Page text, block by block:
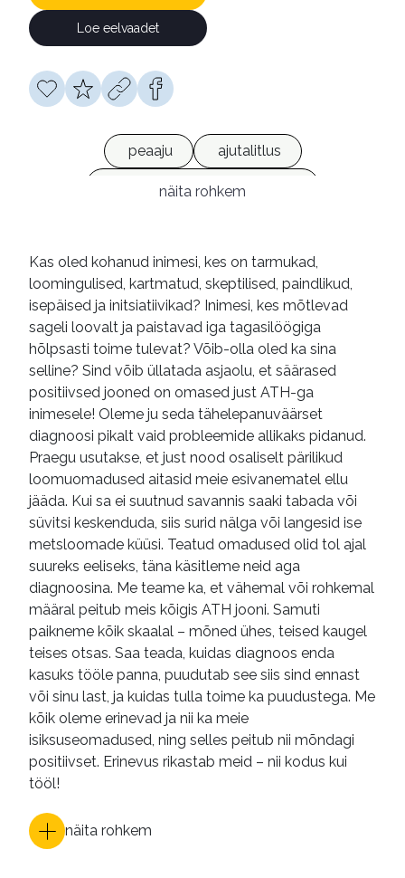
Loe eelvaadet
peaaju
ajutalitlus
aktiivsus- ja tähelepanuhäire
psühhoanalüüs
toimetulek
eneseabi
nõuanded e-raamatud
näita rohkem
Kas oled kohanud inimesi, kes on tarmukad,
loomingulised, kartmatud, skeptilised, paindlikud,
isepäised ja initsiatiivikad? Inimesi, kes mõtlevad
sageli loovalt ja paistavad iga tagasilöögiga
hõlpsasti toime tulevat? Võib-olla oled ka sina
selline? Sind võib üllatada asjaolu, et säärased
positiivsed jooned on omased just ATH-ga
inimesele! Oleme ju seda tähelepanuväärset
diagnoosi pikalt vaid probleemide allikaks pidanud.
Praegu usutakse, et just nood osaliselt pärilikud
loomuomadused aitasid meie esivanematel ellu
jääda. Kui sa ei suutnud savannis saaki tabada või
süvitsi keskenduda, siis surid nälga või langesid ise
metsloomade küüsi. Teatud omadused olid tol ajal
suureks eeliseks, täna käsitleme neid aga
diagnoosina. Me teame ka, et vähemal või rohkemal
määral peitub meis kõigis ATH jooni. Samuti
paikneme kõik skaalal – mõned ühes, teised kaugel
teises otsas. Saa teada, kuidas diagnoos enda
kasuks tööle panna, puudutab see siis sind ennast
või sinu last, ja kuidas tulla toime ka puudustega. Me
kõik oleme erinevad ja nii ka meie
isiksuseomadused, ning selles peitub nii mõndagi
positiivset. Erinevus rikastab meid – nii kodus kui
tööl!
näita rohkem